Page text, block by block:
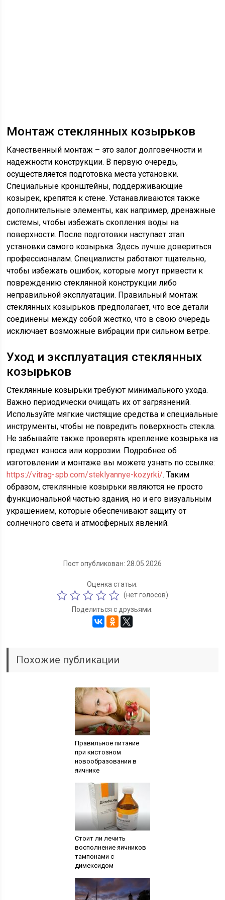
Монтаж стеклянных козырьков
Качественный монтаж – это залог долговечности и
надежности конструкции. В первую очередь,
осуществляется подготовка места установки.
Специальные кронштейны, поддерживающие
козырек, крепятся к стене. Устанавливаются также
дополнительные элементы, как например, дренажные
системы, чтобы избежать скопления воды на
поверхности. После подготовки наступает этап
установки самого козырька. Здесь лучше довериться
профессионалам. Специалисты работают тщательно,
чтобы избежать ошибок, которые могут привести к
повреждению стеклянной конструкции либо
неправильной эксплуатации. Правильный монтаж
стеклянных козырьков предполагает, что все детали
соединены между собой жестко, что в свою очередь
исключает возможные вибрации при сильном ветре.
Уход и эксплуатация стеклянных
козырьков
Стеклянные козырьки требуют минимального ухода.
Важно периодически очищать их от загрязнений.
Используйте мягкие чистящие средства и специальные
инструменты, чтобы не повредить поверхность стекла.
Не забывайте также проверять крепление козырька на
предмет износа или коррозии. Подробнее об
изготовлении и монтаже вы можете узнать по ссылке:
https://vitrag-spb.com/steklyannye-kozyrki/. Таким
образом, стеклянные козырьки являются не просто
функциональной частью здания, но и его визуальным
украшением, которые обеспечивают защиту от
солнечного света и атмосферных явлений.
Пост опубликован: 28.05.2026
Оценка статьи:
(нет голосов)
Поделиться с друзьями:
Похожие публикации
Правильное питание
при кистозном
новообразовании в
яичнике
Стоит ли лечить
восполнение яичников
тампонами с
димексидом